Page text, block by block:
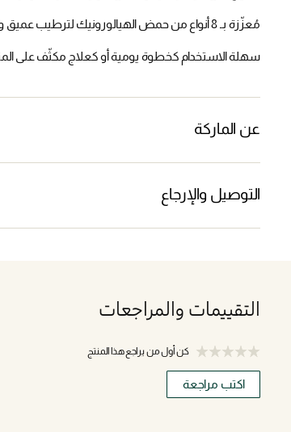
مُعزّزة بـ 8 أنواع من حمض الهيالورونيك لترطيب عميق والحفاظ على توازن البشرة.
سهلة الاستخدام كخطوة يومية أو كعلاج مكثّف على
عن الماركة
التوصيل والإرجاع
التقييمات والمراجعات
كن أول من يراجع هذا المنتج
اكتب مراجعة